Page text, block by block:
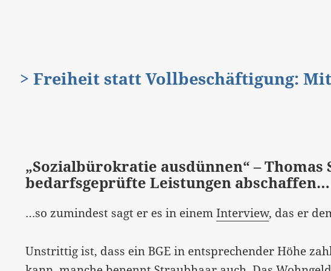
> Freiheit statt Vollbeschäftigung:
„Sozialbürokratie ausdünnen“ –
bedarfsgeprüfte Leistungen abschaffen…
…so zumindest sagt er es in einemInterview, das er
Unstrittig ist, dass ein BGE in entsprechender Höhe